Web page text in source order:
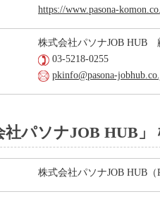
https://www.pasona-
株式会社パソナJOB HUB
03-5218-0255
pkinfo@pasona-
社パソナJOB HUB」
株式会社パソナJOB HUB（